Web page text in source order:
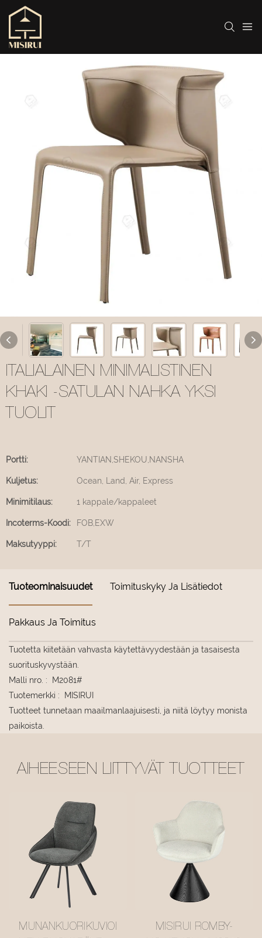
ITALIALAINEN MINIMALISTINEN
KHAKI -SATULAN NAHKA YKSI
TUOLIT
Portti: YANTIAN,SHEKOU,NANSHA
Kuljetus: Ocean, Land, Air, Express
Minimitilaus: 1 kappale/kappaleet
Incoterms-Koodi: FOB,EXW
Maksutyyppi: T/T
Tuoteominaisuudet Toimituskyky Ja Lisätiedot
Pakkaus Ja Toimitus
Tuotetta kiitetään vahvasta käytettävyydestään ja tasaisesta
suorituskyvystään.
Malli nro. :
M2081#
Tuotemerkki :
MISIRUI
Tuotteet tunnetaan maailmanlaajuisesti, ja niitä löytyy monista
paikoista.
AIHEESEEN LIITTYVÄT TUOTTEET
MUNANKUORIKUVIOI
MISIRUI ROMBY-